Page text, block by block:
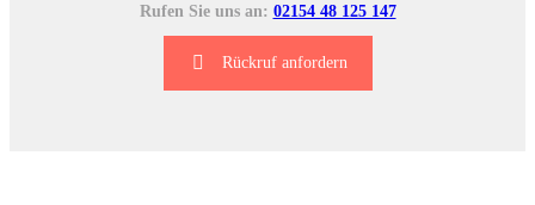
Rufen Sie uns an: 02154 48 125 147
Rückruf anfordern